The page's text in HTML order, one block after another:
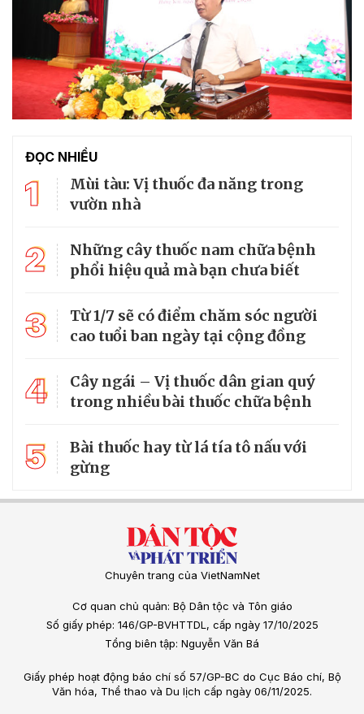
ĐỌC NHIỀU
1
Mùi tàu: Vị thuốc đa năng trong
vườn nhà
2
Những cây thuốc nam chữa bệnh
phổi hiệu quả mà bạn chưa biết
3
Từ 1/7 sẽ có điểm chăm sóc người
cao tuổi ban ngày tại cộng đồng
4
Cây ngái – Vị thuốc dân gian quý
trong nhiều bài thuốc chữa bệnh
5
Bài thuốc hay từ lá tía tô nấu với
gừng
Chuyên trang của VietNamNet
Cơ quan chủ quản: Bộ Dân tộc và Tôn giáo
Số giấy phép: 146/GP-BVHTTDL, cấp ngày 17/10/2025
Tổng biên tập: Nguyễn Văn Bá
Giấy phép hoạt động báo chí số 57/GP-BC do Cục Báo chí, Bộ
Văn hóa, Thể thao và Du lịch cấp ngày 06/11/2025.